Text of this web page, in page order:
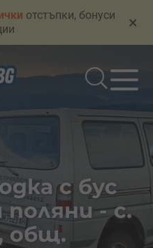
отстъпки, бонуси
×
с бус
- с.
общ.